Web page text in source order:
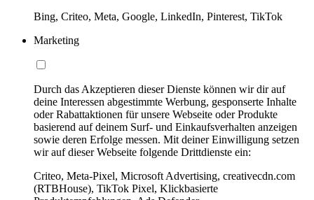
Bing, Criteo, Meta, Google, LinkedIn, Pinterest, TikTok
Marketing
Durch das Akzeptieren dieser Dienste können wir dir auf
deine Interessen abgestimmte Werbung, gesponserte Inhalte
oder Rabattaktionen für unsere Webseite oder Produkte
basierend auf deinem Surf- und Einkaufsverhalten anzeigen
sowie deren Erfolge messen. Mit deiner Einwilligung setzen
wir auf dieser Webseite folgende Drittdienste ein:
Criteo, Meta-Pixel, Microsoft Advertising, creativecdn.com
(RTBHouse), TikTok Pixel, Klickbasierte